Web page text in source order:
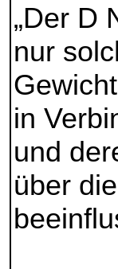
„Der D
nur
in
und
über